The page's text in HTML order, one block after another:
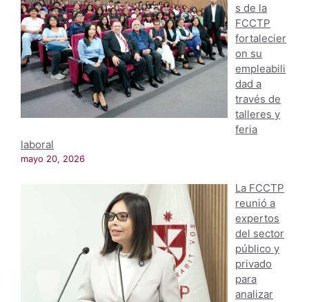
s de la
FCCTP
fortalecier
on su
empleabili
dad a
través de
talleres y
feria
laboral
mayo 20, 2026
La FCCTP
reunió a
expertos
del sector
público y
privado
para
analizar